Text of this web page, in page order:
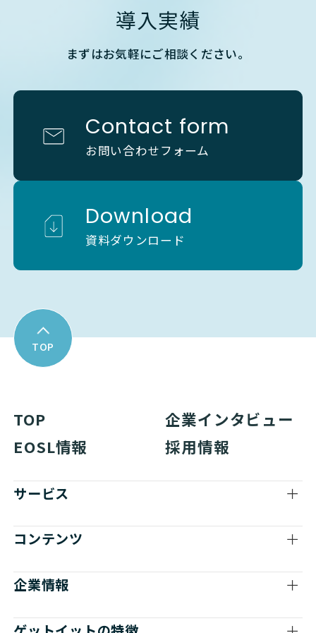
導入実績
まずはお気軽にご相談ください。
Contact form
お問い合わせフォーム
Download
資料ダウンロード
TOP
TOP
企業インタビュー
EOSL情報
採用情報
サービス
コンテンツ
企業情報